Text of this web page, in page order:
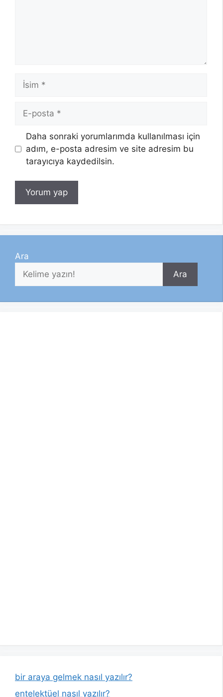
İsim
posta
Daha sonraki yorumlarımda kullanılması için
adım, e-posta adresim ve site adresim bu
tarayıcıya kaydedilsin.
Ara
Ara
bir araya gelmek nasıl yazılır?
entelektüel nasıl yazılır?